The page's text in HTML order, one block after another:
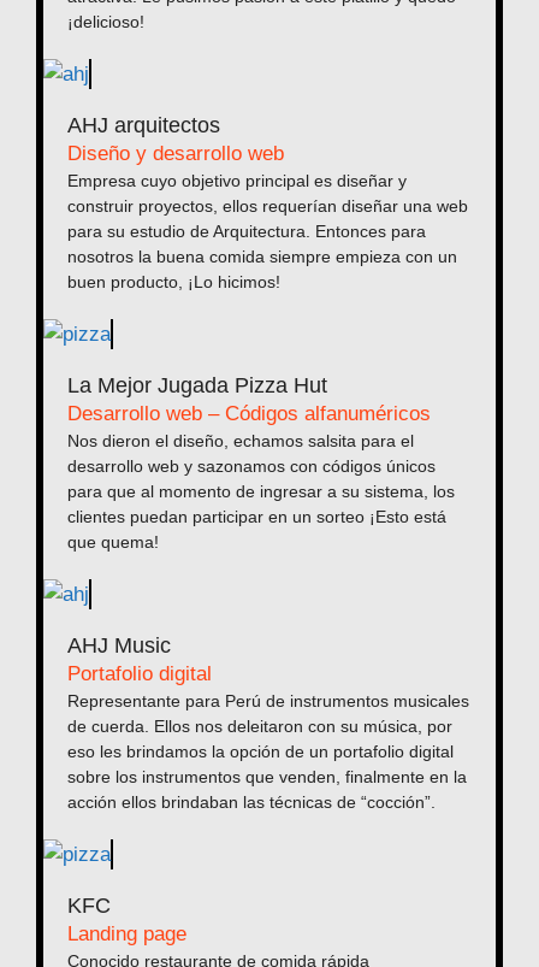
¡delicioso!
AHJ arquitectos
Diseño y desarrollo web
Empresa cuyo objetivo principal es diseñar y
construir proyectos, ellos requerían diseñar una web
para su estudio de Arquitectura. Entonces para
nosotros la buena comida siempre empieza con un
buen producto, ¡Lo hicimos!
La Mejor Jugada Pizza Hut
Desarrollo web – Códigos alfanuméricos
Nos dieron el diseño, echamos salsita para el
desarrollo web y sazonamos con códigos únicos
para que al momento de ingresar a su sistema, los
clientes puedan participar en un sorteo ¡Esto está
que quema!
AHJ Music
Portafolio digital
Representante para Perú de instrumentos musicales
de cuerda. Ellos nos deleitaron con su música, por
eso les brindamos la opción de un portafolio digital
sobre los instrumentos que venden, finalmente en la
acción ellos brindaban las técnicas de “cocción”.
KFC
Landing page
Conocido restaurante de comida rápida